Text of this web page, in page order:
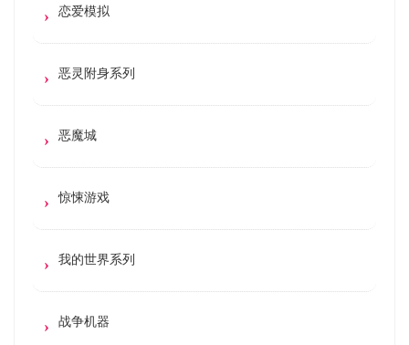
恋爱模拟
恶灵附身系列
恶魔城
惊悚游戏
我的世界系列
战争机器